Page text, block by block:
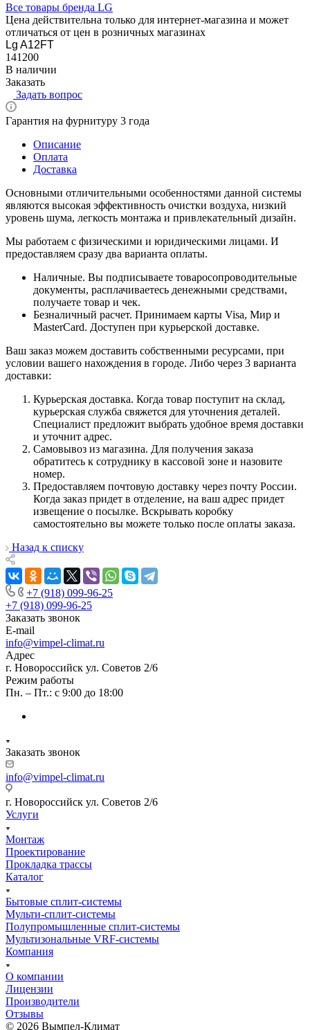
Все товары бренда LG
Цена действительна только для интернет-магазина и может
отличаться от цен в розничных магазинах
Lg A12FT
141200
В наличии
Заказать
Задать вопрос
Гарантия на фурнитуру 3 года
Описание
Оплата
Доставка
Основными отличительными особенностями данной системы
являются высокая эффективность очистки воздуха, низкий
уровень шума, легкость монтажа и привлекательный дизайн.
Мы работаем с физическими и юридическими лицами. И
предоставляем сразу два варианта оплаты.
Наличные. Вы подписываете товаросопроводительные
документы, расплачиваетесь денежными средствами,
получаете товар и чек.
Безналичный расчет. Принимаем карты Visa, Мир и
MasterCard. Доступен при курьерской доставке.
Ваш заказ можем доставить собственными ресурсами, при
условии вашего нахождения в городе. Либо через 3 варианта
доставки:
Курьерская доставка. Когда товар поступит на склад,
курьерская служба свяжется для уточнения деталей.
Специалист предложит выбрать удобное время доставки
и уточнит адрес.
Самовывоз из магазина. Для получения заказа
обратитесь к сотруднику в кассовой зоне и назовите
номер.
Предоставляем почтовую доставку через почту России.
Когда заказ придет в отделение, на ваш адрес придет
извещение о посылке. Вскрывать коробку
самостоятельно вы можете только после оплаты заказа.
Назад к списку
+7 (918) 099-96-25
+7 (918) 099-96-25
Заказать звонок
E-mail
info@vimpel-climat.ru
Адрес
г. Новороссийск ул. Советов 2/6
Режим работы
Пн. – Пт.: с 9:00 до 18:00
Заказать звонок
info@vimpel-climat.ru
г. Новороссийск ул. Советов 2/6
Услуги
Монтаж
Проектирование
Прокладка трассы
Каталог
Бытовые сплит-системы
Мульти-сплит-системы
Полупромышленные сплит-системы
Мультизональные VRF-системы
Компания
О компании
Лицензии
Производители
Отзывы
© 2026 Вымпел-Климат